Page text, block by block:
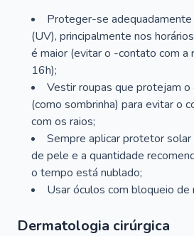
Proteger-se
(UV), principalmente nos
é maior (evitar o -contato com a
16h);
Vestir roupas que protejam o
(como sombrinha) para evitar o
com os raios;
Sempre aplicar protetor
de pele e a quantidade
o tempo está nublado;
Usar óculos com bloqueio de
Dermatologia cirúrgica